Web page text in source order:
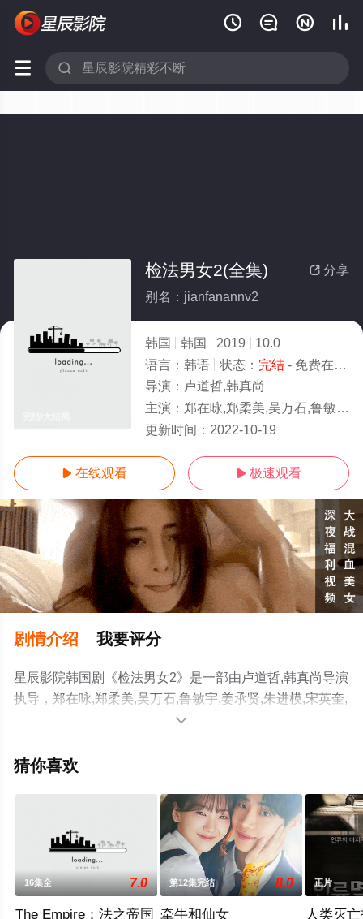
   
 
 分享
检法男女2(全集)
别名：jianfanannv2
韩国 韩国 2019
10.0
语言： 韩语 状态： 完结- 免费在线观看
导演： 卢道哲,韩真尚
主演： 郑在咏,郑柔美,吴万石,鲁敏宇,姜承贤,朱进模,宋英奎,高圭弼,卢·苏珊娜,安锡焕,李东国,
更新时间： 2022-10-19
 在线观看  极速观看
剧情介绍 我要评分
星辰影院韩国剧《检法男女2》是一部由卢道哲,韩真尚导演
执导，郑在咏,郑柔美,吴万石,鲁敏宇,姜承贤,朱进模,宋英奎,
高圭弼,卢·苏珊娜,安锡焕,李东国,朴俊奎,朴熙真,金英熊,金
朴健洛,玉曳璘,金尚均,金熙昌,孙荣顺,李彩恩等明星精彩演
观看高清未删减完整版电视剧全集就来星辰影视，更多相
关信息可移步至豆瓣电视剧、电视猫或剧情网等平台了

猜你喜欢
16集全 7.0
The Empire：法之帝国
第12集完结 8.0
牵牛和仙女
正片
人类灭